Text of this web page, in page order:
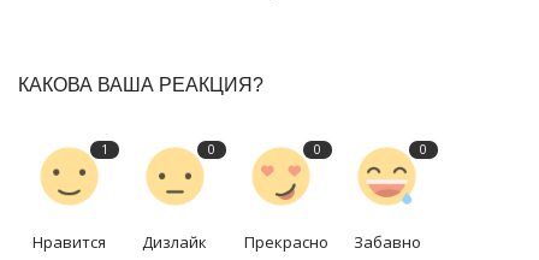
КАКОВА ВАША РЕАКЦИЯ?
1
Нравится
0
Дизлайк
0
Прекрасно
0
Забавно